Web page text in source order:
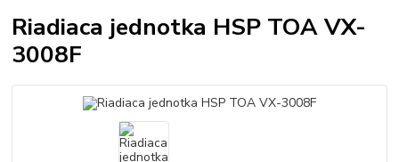
Riadiaca jednotka HSP TOA VX-
3008F